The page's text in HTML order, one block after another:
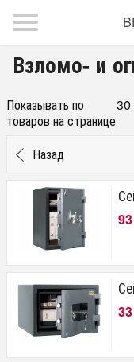
Взломо- и
Показывать по 30
товаров на странице
Назад